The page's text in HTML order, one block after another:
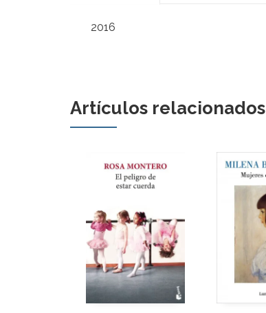
2016
Artículos relacionados